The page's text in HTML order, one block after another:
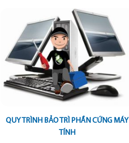
QUY TRÌNH BẢO TRÌ PHẦN CỨNG MÁY
TÍNH